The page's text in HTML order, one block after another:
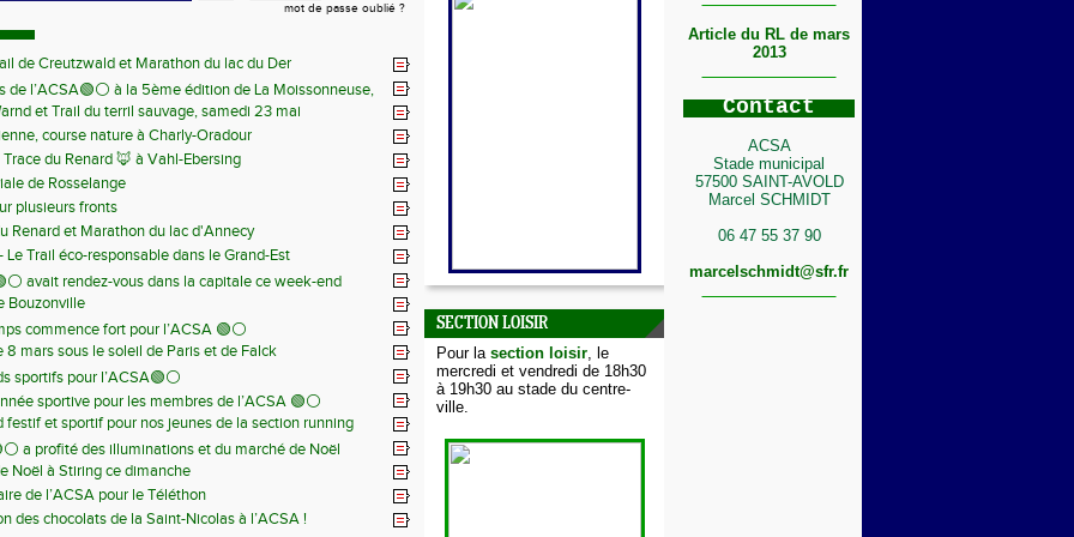
mot de passe oublié ?
de Creutzwald et Marathon du lac du Der
de l’ACSA🟢⚪️ à la 5ème édition de La Moissonneuse,
juin et Trail du terril sauvage, samedi 23 mai
course nature à Charly-Oradour
du Renard 🦊 à Vahl-Ebersing
de Rosselange
plusieurs fronts
Renard et Marathon du lac d'Annecy
Le Trail éco-responsable dans le Grand-Est
avait rendez-vous dans la capitale ce week-end
Bouzonville
commence fort pour l’ACSA 🟢⚪️
8 mars sous le soleil de Paris et de Falck
sportifs pour l’ACSA🟢⚪️
sportive pour les membres de l’ACSA 🟢⚪️
festif et sportif pour nos jeunes de la section running
a profité des illuminations et du marché de Noël
Noël à Stiring ce dimanche
de l’ACSA pour le Téléthon
des chocolats de la Saint-Nicolas à l’ACSA !
SECTION LOISIR
Pour la section loisir, le
mercredi et vendredi de 18h30
à 19h30 au stade du centre-
ville.
Article du RL de mars
2013
Contact
ACSA
Stade municipal
57500 SAINT-AVOLD
Marcel SCHMIDT
06 47 55 37 90
marcelschmidt@sfr.fr